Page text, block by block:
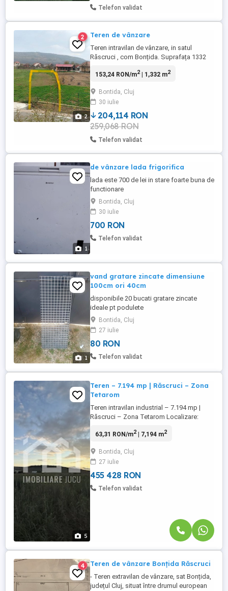
Telefon validat
2
2 Teren de vânzare
Teren intravilan de vânzare, in satul
Răscruci , com Bonțida. Suprafața 1332
153,24 RON/m2| 1,332 m2
Bontida, Cluj
30 iulie
204,114 RON
259,068 RON
Telefon validat
1
de vânzare lada frigorifica
lada este 700 de lei in stare foarte buna de
functionare
Bontida, Cluj
30 iulie
700 RON
Telefon validat
1
vand gratare zincate dimensiune
100cm ori 40cm
disponibile 20 bucati gratare zincate
ideale pt podulete
Bontida, Cluj
27 iulie
80 RON
Telefon validat
5
Teren – 7.194 mp | Răscruci – Zona
Tetarom
Teren intravilan industrial – 7.194 mp |
Răscruci – Zona Tetarom Localizare:
Industrial Tetarom Suprafață: 7.194 mp
proprietate ⸻ Caracteristici: ✅ Teren
amplasat într-o zonă industrială activă ✅
Front de 34 ml ✅ Acces ...
63,31 RON/m2| 7,194 m2
Bontida, Cluj
27 iulie
455 428 RON
Telefon validat
4 Teren de vânzare Bonțida Răscruci
- Teren extravilan de vânzare, sat Bonțida,
județul Cluj, situat între drumul european